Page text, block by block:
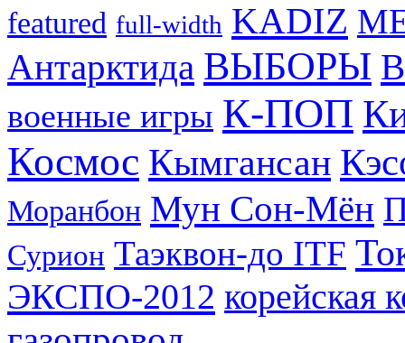
featured full-width KADIZ
Антарктида ВЫБОРЫ
военные игры К-ПОП
Космос Кымгансан
Моранбон Мун Сон-Мён
Сурион Таэквон-до ITF
ЭКСПО-2012 корейская